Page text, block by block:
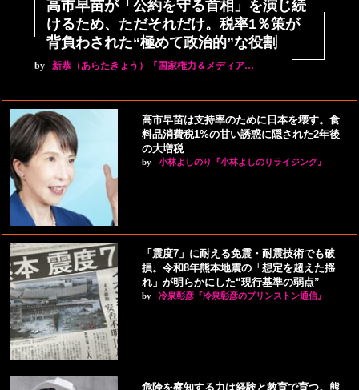
高市早苗が「公約を守る首相」を演じ続
けるため、ただそれだけ。税率1％策が
背負わされた“極めて政治的”な役割
by 新恭（あらたきょう）『国家権力＆メディア…
高市早苗は支持率のために日本を壊す。食
料品消費税1%の甘い誘惑に隠された2年後
の大増税
by 小林よしのり『小林よしのりライジング』
「震度7」に耐える免震・耐震技術でも破
損。令和8年熊本地震の「想定を超えた揺
れ」が明らかにした“現行基準の弱点”
by 冷泉彰彦『冷泉彰彦のプリンストン通信』
危険を察知する力は経験と教育で育つ。熊